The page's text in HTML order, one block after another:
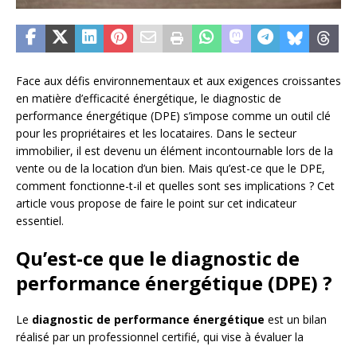
Face aux défis environnementaux et aux exigences croissantes
en matière d’efficacité énergétique, le diagnostic de
performance énergétique (DPE) s’impose comme un outil clé
pour les propriétaires et les locataires. Dans le secteur
immobilier, il est devenu un élément incontournable lors de la
vente ou de la location d’un bien. Mais qu’est-ce que le DPE,
comment fonctionne-t-il et quelles sont ses implications ? Cet
article vous propose de faire le point sur cet indicateur
essentiel.
Qu’est-ce que le diagnostic de
performance énergétique (DPE) ?
Le diagnostic de performance énergétique est un bilan
réalisé par un professionnel certifié, qui vise à évaluer la